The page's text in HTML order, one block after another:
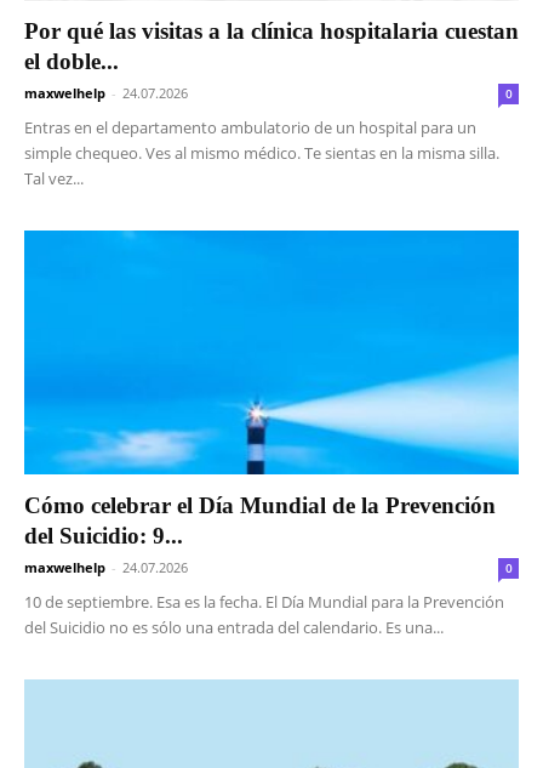
Por qué las visitas a la clínica hospitalaria cuestan
el doble...
maxwelhelp - 24.07.2026 0
Entras en el departamento ambulatorio de un hospital para un
simple chequeo. Ves al mismo médico. Te sientas en la misma silla.
Tal vez...
Cómo celebrar el Día Mundial de la Prevención
del Suicidio: 9...
maxwelhelp - 24.07.2026 0
10 de septiembre. Esa es la fecha. El Día Mundial para la Prevención
del Suicidio no es sólo una entrada del calendario. Es una...